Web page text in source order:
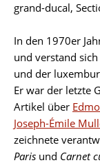
grand-ducal,
In den 1970er
und verstand
und der
Er war der letzte
Artikel über
Joseph-Émile
zeichnete
Paris und Carnet